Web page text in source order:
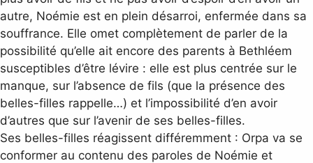
autre, Noémie est en plein désarroi, enfermée dans sa
souffrance. Elle omet complètement de parler de la
possibilité qu’elle ait encore des parents à Bethléem
susceptibles d’être lévire : elle est plus centrée sur le
manque, sur l’absence de fils (que la présence des
belles-filles rappelle…) et l’impossibilité d’en avoir
d’autres que sur l’avenir de ses belles-filles.
Ses belles-filles réagissent différemment : Orpa va se
conformer au contenu des paroles de Noémie et